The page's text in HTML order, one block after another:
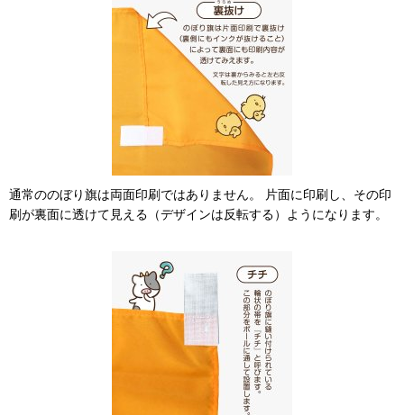
通常ののぼり旗は両面印刷ではありません。 片面に印刷し、その印
刷が裏面に透けて見える（デザインは反転する）ようになります。